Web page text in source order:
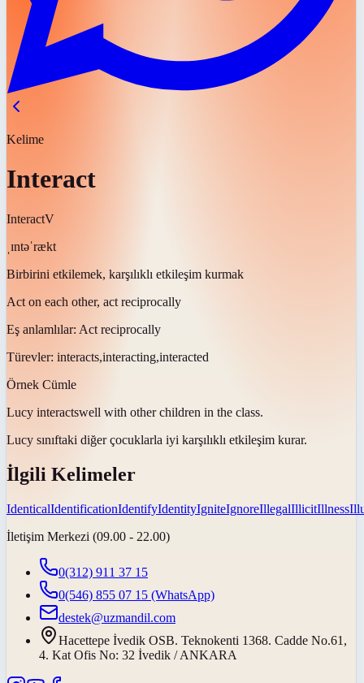
Kelime
Interact
InteractV
ˌɪntəˈrækt
Birbirini etkilemek, karşılıklı etkileşim kurmak
Act on each other, act reciprocally
Eş anlamlılar: Act reciprocally
Türevler: interacts,interacting,interacted
Örnek Cümle
Lucy interactswell with other children in the class.
Lucy sınıftaki diğer çocuklarla iyi karşılıklı etkileşim kurar.
İlgili Kelimeler
IdenticalIdentificationIdentifyIdentityIgniteIgnoreIllegalIllicitIllness
İletişim Merkezi (09.00 - 22.00)
0(312) 911 37 15
0(546) 855 07 15 (WhatsApp)
destek@uzmandil.com
Hacettepe İvedik OSB. Teknokenti 1368. Cadde No.61,
4. Kat Ofis No: 32 İvedik / ANKARA